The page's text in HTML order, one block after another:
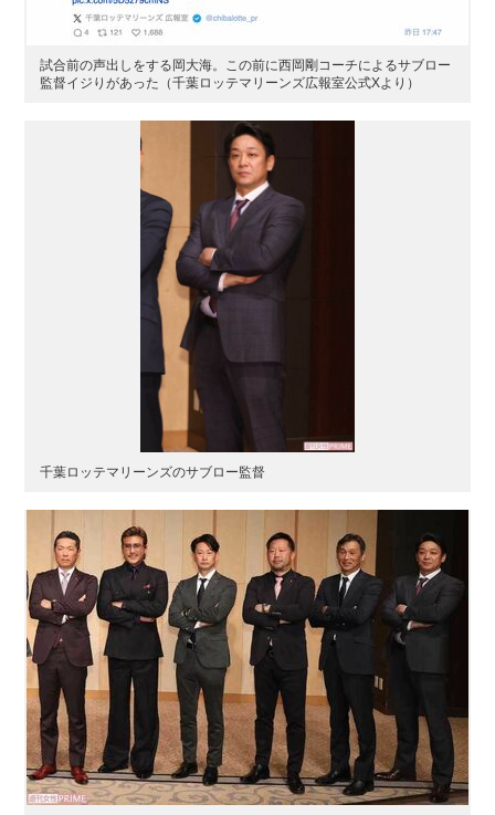
試合前の声出しをする岡大海。この前に西岡剛コーチによるサブロー
監督イジりがあった（千葉ロッテマリーンズ広報室公式Xより）
千葉ロッテマリーンズのサブロー監督